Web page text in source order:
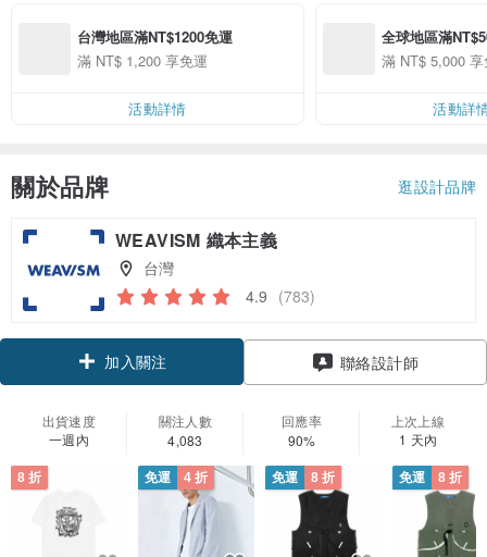
台灣地區滿NT$1200免運
滿 NT$ 1,200 享免運
活動詳情
全球地區滿
免運
滿 NT$ 5,000
活動詳
關於品牌 逛設計品牌
WEAVISM 織本主義
台灣
4.9 (783)
加入關注 聯絡設計師
出貨速度
一週內
關注人數
4,083
回應率
90%
上次上線
1 天內
8 折 免運 4 折 免運 8 折 免運 8 折